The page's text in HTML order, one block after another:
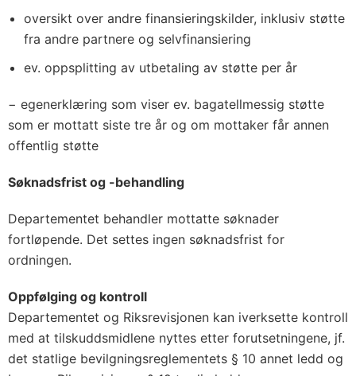
oversikt over andre finansieringskilder, inklusiv støtte
fra andre partnere og selvfinansiering
ev. oppsplitting av utbetaling av støtte per år
− egenerklæring som viser ev. bagatellmessig støtte
som er mottatt siste tre år og om mottaker får annen
offentlig støtte
Søknadsfrist og -behandling
Departementet behandler mottatte søknader
fortløpende. Det settes ingen søknadsfrist for
ordningen.
Oppfølging og kontroll
Departementet og Riksrevisjonen kan iverksette kontroll
med at tilskuddsmidlene nyttes etter forutsetningene, jf.
det statlige bevilgningsreglementets § 10 annet ledd og